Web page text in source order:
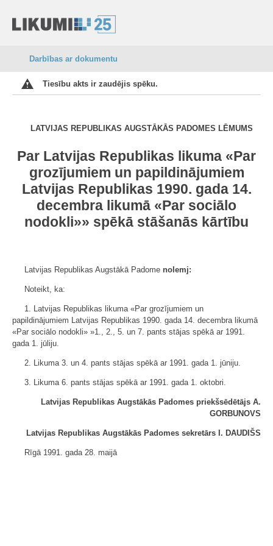
Darbības ar dokumentu
Tiesību akts ir zaudējis spēku.
LATVIJAS REPUBLIKAS AUGSTĀKĀS PADOMES LĒMUMS
Par Latvijas Republikas likuma «Par
grozījumiem un papildinājumiem
Latvijas Republikas 1990. gada 14.
decembra likumā «Par sociālo
nodokli»» spēkā stāšanās kārtību
Latvijas Republikas Augstākā Padome nolemj:
Noteikt, ka:
1. Latvijas Republikas likuma «Par grozījumiem un
papildinājumiem Latvijas Republikas 1990. gada 14. decembra likumā
«Par sociālo nodokli» »1., 2., 5. un 7. pants stājas spēkā ar 1991.
gada 1. jūliju.
2. Likuma 3. un 4. pants stājas spēkā ar 1991. gada 1. jūniju.
3. Likuma 6. pants stājas spēkā ar 1991. gada 1. oktobri.
Latvijas Republikas Augstākās Padomes priekšsēdētājs A.
GORBUNOVS
Latvijas Republikas Augstākās Padomes sekretārs I. DAUDIŠS
Rīgā 1991. gada 28. maijā